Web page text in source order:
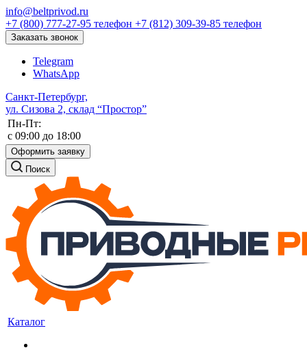
info@beltprivod.ru
+7 (800) 777-27-95 телефон +7 (812) 309-39-85 телефон
Заказать звонок
Telegram
WhatsApp
Санкт-Петербург,
ул. Сизова 2, склад “Простор”
Пн-Пт:
c 09:00 до 18:00
Оформить заявку
Поиск
Каталог